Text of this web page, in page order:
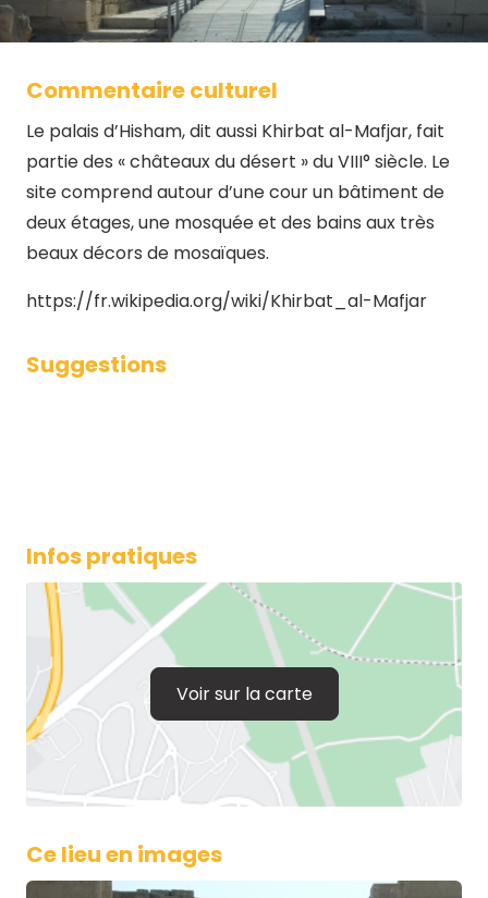
Commentaire culturel
Le palais d’Hisham, dit aussi Khirbat al-Mafjar, fait
partie des « châteaux du désert » du VIII° siècle. Le
site comprend autour d’une cour un bâtiment de
deux étages, une mosquée et des bains aux très
beaux décors de mosaïques.
https://fr.wikipedia.org/wiki/Khirbat_al-Mafjar
Suggestions
Infos pratiques
Voir sur la carte
Ce lieu en images